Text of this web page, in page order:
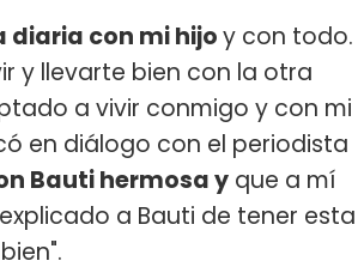
diaria con mi hijoy con todo.
y llevarte bien con la otra
a vivir conmigo y con mi
en diálogo con el periodista
Bauti hermosa y que a mí
a Bauti de tener esta